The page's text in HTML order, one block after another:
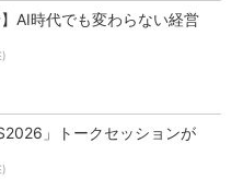
】AI時代でも変わらない経営
」トークセッションが